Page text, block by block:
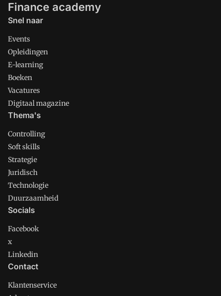
Finance academy
Snel naar
Events
Opleidingen
E-learning
Boeken
Vacatures
Digitaal magazine
Thema's
Controlling
Soft skills
Strategie
Juridisch
Technologie
Duurzaamheid
Socials
Facebook
x
Linkedin
Contact
Klantenservice